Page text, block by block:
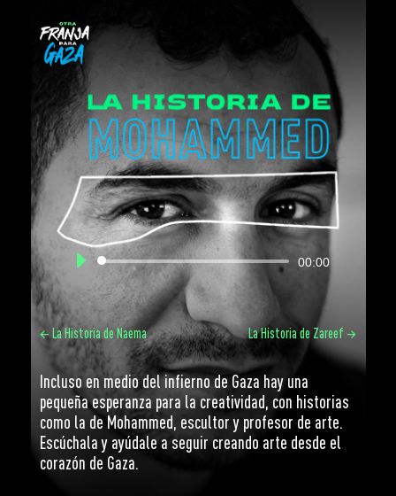
Reproductor
de
audio
00:00
← La Historia de Naema La Historia de Zareef →
Incluso en medio del infierno de Gaza hay una
pequeña esperanza para la creatividad, con historias
como la de Mohammed, escultor y profesor de arte.
Escúchala y ayúdale a seguir creando arte desde el
corazón de Gaza.